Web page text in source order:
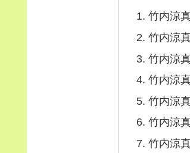
竹内涼
竹内涼
竹内涼
竹内涼
竹内涼
竹内涼
竹内涼